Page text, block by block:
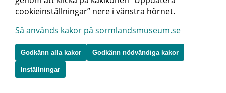
Bilagor Del 6. (PDF, 0,3 MB)
2005:12, Skälkulla. Svärta 14:1, Skälkulla
4:1.
Svärta socken, Nyköpingskommun. Arkeologisk
förundersökning. Mellanneolitikum. (PDF, 1,2
MB)
cookieinställningar” nere i vänstra hörnet.
Så används kakor på sormlandsmuseum.se
Godkänn alla kakor Godkänn nödvändiga kakor
Inställningar